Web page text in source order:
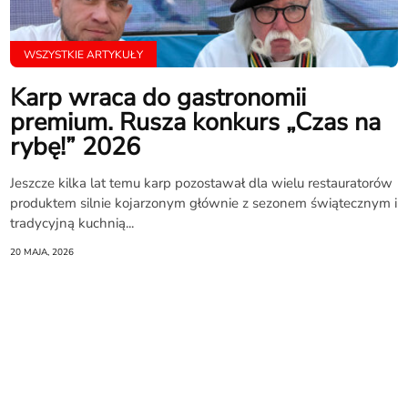
WSZYSTKIE ARTYKUŁY
Karp wraca do gastronomii
premium. Rusza konkurs „Czas na
rybę!” 2026
Jeszcze kilka lat temu karp pozostawał dla wielu restauratorów
produktem silnie kojarzonym głównie z sezonem świątecznym i
tradycyjną kuchnią...
20 MAJA, 2026